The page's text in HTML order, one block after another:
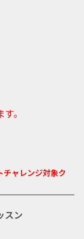
。
ャレンジ対象ク
スン